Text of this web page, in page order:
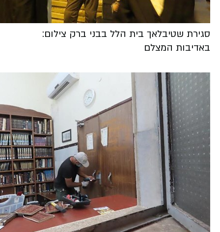
סגירת שטיבלאך בית הלל בבני ברק צילום:
באדיבות המצלם